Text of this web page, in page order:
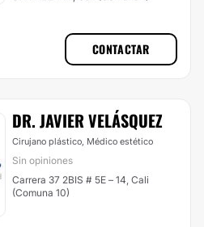
CONTACTAR
DR. JAVIER VELÁSQUEZ
Cirujano plástico, Médico estético
Sin opiniones
Carrera 37 2BIS # 5E – 14, Cali
(Comuna 10)